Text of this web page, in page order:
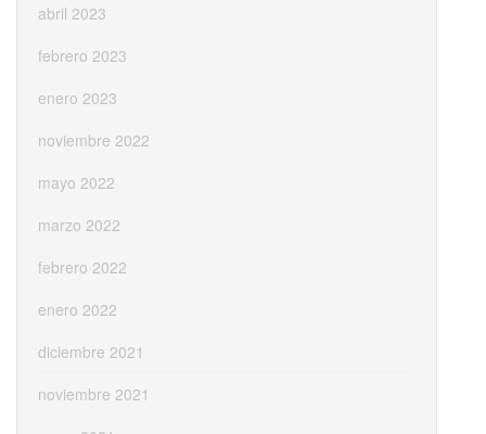
abril 2023
febrero 2023
enero 2023
noviembre 2022
mayo 2022
marzo 2022
febrero 2022
enero 2022
diciembre 2021
noviembre 2021